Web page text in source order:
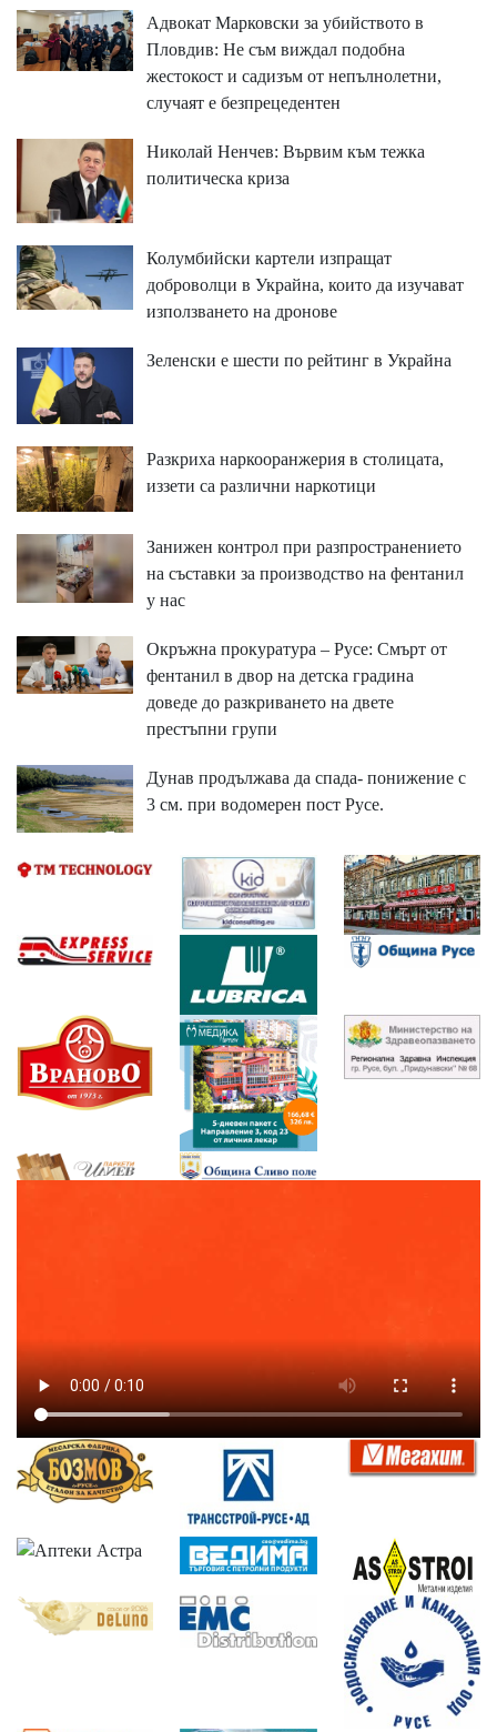
Адвокат Марковски за убийството в
Пловдив: Не съм виждал подобна
жестокост и садизъм от непълнолетни,
случаят е безпрецедентен
Николай Ненчев: Вървим към тежка
политическа криза
Колумбийски картели изпращат
доброволци в Украйна, които да изучават
използването на дронове
Зеленски е шести по рейтинг в Украйна
Разкриха наркооранжерия в столицата,
иззети са различни наркотици
Занижен контрол при разпространението
на съставки за производство на фентанил
у нас
Окръжна прокуратура – Русе: Смърт от
фентанил в двор на детска градина
доведе до разкриването на двете
престъпни групи
Дунав продължава да спада- понижение с
3 см. при водомерен пост Русе.